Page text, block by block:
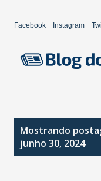
Facebook Instagram
Mostrando
junho 30, 2024